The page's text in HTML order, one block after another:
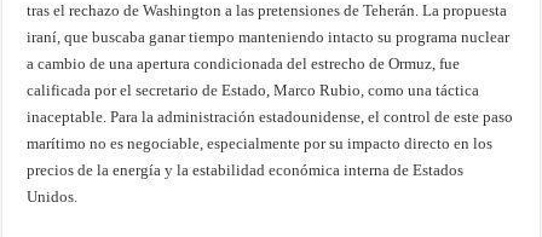
tras el rechazo de Washington a las pretensiones de Teherán. La propuesta
iraní, que buscaba ganar tiempo manteniendo intacto su programa nuclear
a cambio de una apertura condicionada del estrecho de Ormuz, fue
calificada por el secretario de Estado, Marco Rubio, como una táctica
inaceptable. Para la administración estadounidense, el control de este paso
marítimo no es negociable, especialmente por su impacto directo en los
precios de la energía y la estabilidad económica interna de Estados
Unidos.